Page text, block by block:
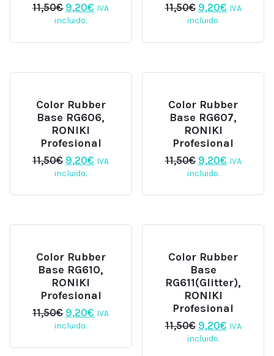
11,50€ El
precio
era:
9,20€ El
es:
IVA
incluido.
11,50€ El
precio
era:
9,20€El
es:
IVA
incluido.
Color Rubber
Base RG606,
RONIKI
Profesional
11,50€ El
precio
era:
9,20€ El
es:
IVA
incluido.
Color Rubber
Base RG607,
RONIKI
Profesional
11,50€ El
precio
era:
9,20€El
es:
IVA
incluido.
Color Rubber
Base RG610,
RONIKI
Profesional
11,50€ El
precio
era:
9,20€ El
es:
IVA
incluido.
Color Rubber
Base
RG611(Glitter),
RONIKI
Profesional
11,50€ El
precio
9,20€ElIVA
incluido.